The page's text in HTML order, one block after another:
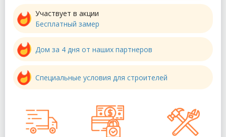
Участвует в акции
Бесплатный замер
Дом за 4 дня от наших партнеров
Специальные условия для строителей